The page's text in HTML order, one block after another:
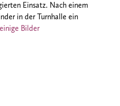
Einsatz. Nach einem
in der Turnhalle ein
Bilder